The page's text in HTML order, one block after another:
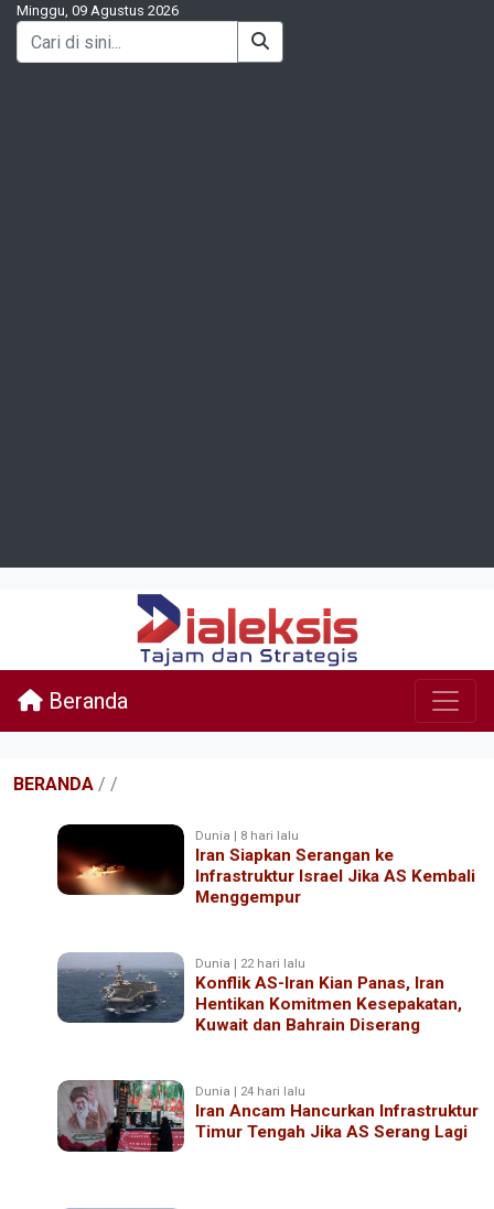
Minggu, 09 Agustus 2026
Beranda
BERANDA / /
Dunia | 8 hari lalu
Iran Siapkan Serangan ke
Infrastruktur Israel Jika AS Kembali
Menggempur
Dunia | 22 hari lalu
Konflik AS-Iran Kian Panas, Iran
Hentikan Komitmen Kesepakatan,
Kuwait dan Bahrain Diserang
Dunia | 24 hari lalu
Iran Ancam Hancurkan Infrastruktur
Timur Tengah Jika AS Serang Lagi